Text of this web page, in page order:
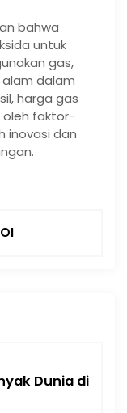
bahwa
untuk
gas,
dalam
harga gas
oleh faktor-
inovasi dan
Dunia di